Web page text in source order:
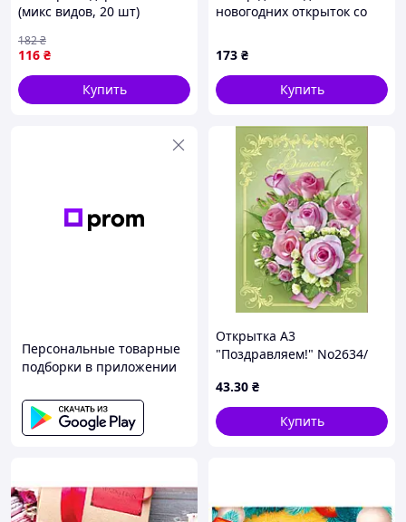
(микс видов, 20 шт)
116 ₴
182₴
Купить
новогодних открыток со
для творчества с
видеоинструкцией 5шт
173 ₴
Купить
Персональные товарные
подборки в приложении
Открытка А3
"Поздравляем!" No2634/
43.30 ₴
Купить